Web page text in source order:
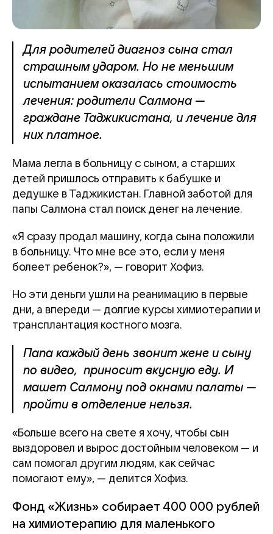
Для родителей диагноз сына стал
страшным ударом. Но не меньшим
испытанием оказалась стоимость
лечения: родители Салмона —
граждане Таджикистана, и лечение для
них платное.
Мама легла в больницу с сыном, а старших
детей пришлось отправить к бабушке и
дедушке в Таджикистан. Главной заботой для
папы Салмона стал поиск денег на лечение.
«Я сразу продал машину, когда сына положили
в больницу. Что мне все это, если у меня
болеет ребенок?», — говорит Хофиз.
Но эти деньги ушли на реанимацию в первые
дни, а впереди — долгие курсы химиотерапии и
трансплантация костного мозга.
Папа каждый день звонит жене и сыну
по видео, приносит вкусную еду. И
машет Салмону под окнами палаты —
пройти в отделение нельзя.
«Больше всего на свете я хочу, чтобы сын
выздоровел и вырос достойным человеком — и
сам помогал другим людям, как сейчас
помогают ему», — делится Хофиз.
Фонд «Жизнь» собирает 400 000 рублей
на химиотерапию для маленького